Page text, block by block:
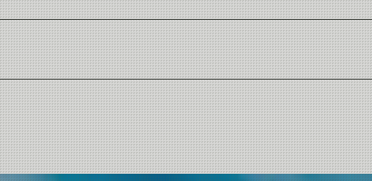
Denna fluglina är tillverkad av polyuretan och innehåller inga